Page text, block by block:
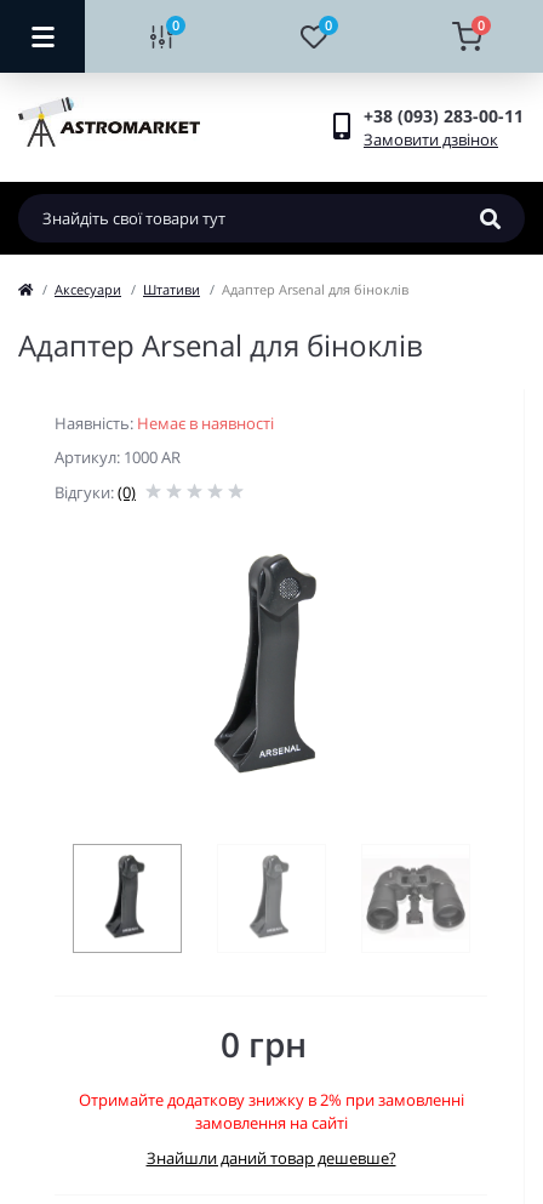
0 0 0
+38 (093) 283-00-11
Замовити дзвінок
Аксесуари Штативи Адаптер Arsenal для біноклів
Адаптер Arsenal для біноклів
Наявність: Немає в наявності
Артикул: 1000 AR
Відгуки:(0)
0 грн
Отримайте додаткову знижку в 2% при замовленні
замовлення на сайті
Знайшли даний товар дешевше?